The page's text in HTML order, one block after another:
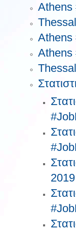
Athens
Athens
Athens
2019